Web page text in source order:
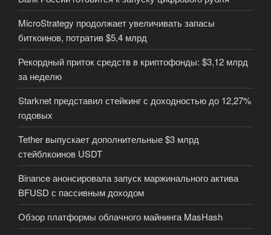
MicroStrategy продолжает увеличивать запасы
биткоинов, потратив $5,4 млрд
Рекордный приток средств в криптофонды: $3,12 млрд
за неделю
Starknet представил стейкинг с доходностью до 12,27%
годовых
Tether выпускает дополнительные $3 млрд
стейблкоинов USDT
Binance анонсировала запуск маржинального актива
BFUSD с пассивным доходом
Обзор платформы облачного майнинга MasHash